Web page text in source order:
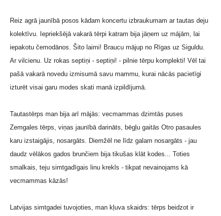
Reiz agrā jaunībā posos kādam koncertu izbraukumam ar tautas deju
kolektīvu. Iepriekšējā vakarā tērpi katram bija jāņem uz mājām, lai
iepakotu čemodānos. Šito laimi! Braucu mājup no Rīgas uz Siguldu.
Ar vilcienu. Uz rokas septiņi - septiņi! - pilnie tērpu komplekti! Vēl tai
pašā vakarā novedu izmisumā savu mammu, kurai nācās pacietīgi
izturēt visai garu modes skati manā izpildījumā.
Tautastērps man bija arī mājās: vecmammas dzimtās puses
Zemgales tērps, viņas jaunībā darināts, bēgļu gaitās Otro pasaules
karu izstaigājis, nosargāts. Diemžēl ne līdz galam nosargāts - jau
daudz vēlākos gados brunčiem bija tikušas klāt kodes... Toties
smalkais, teju simtgadīgais linu krekls - tikpat nevainojams kā
vecmammas kāzās!
Latvijas simtgadei tuvojoties, man kļuva skaidrs: tērps beidzot ir